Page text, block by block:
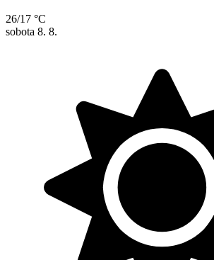
26/17 °C
sobota 8. 8.